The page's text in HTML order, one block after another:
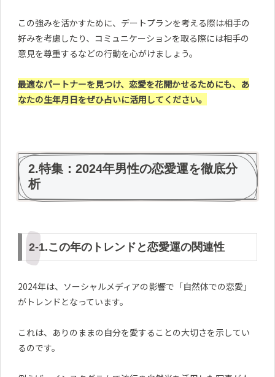
この強みを活かすために、デートプランを考える際は相手の
好みを考慮したり、コミュニケーションを取る際には相手の
意見を尊重するなどの行動を心がけましょう。
最適なパートナーを見つけ、恋愛を花開かせるためにも、あ
なたの生年月日をぜひ占いに活用してください。
2.特集：2024年男性の恋愛運を徹底分
析
2-1.この年のトレンドと恋愛運の関連性
2024年は、ソーシャルメディアの影響で「自然体での恋愛」
がトレンドとなっています。
これは、ありのままの自分を愛することの大切さを示してい
るのです。